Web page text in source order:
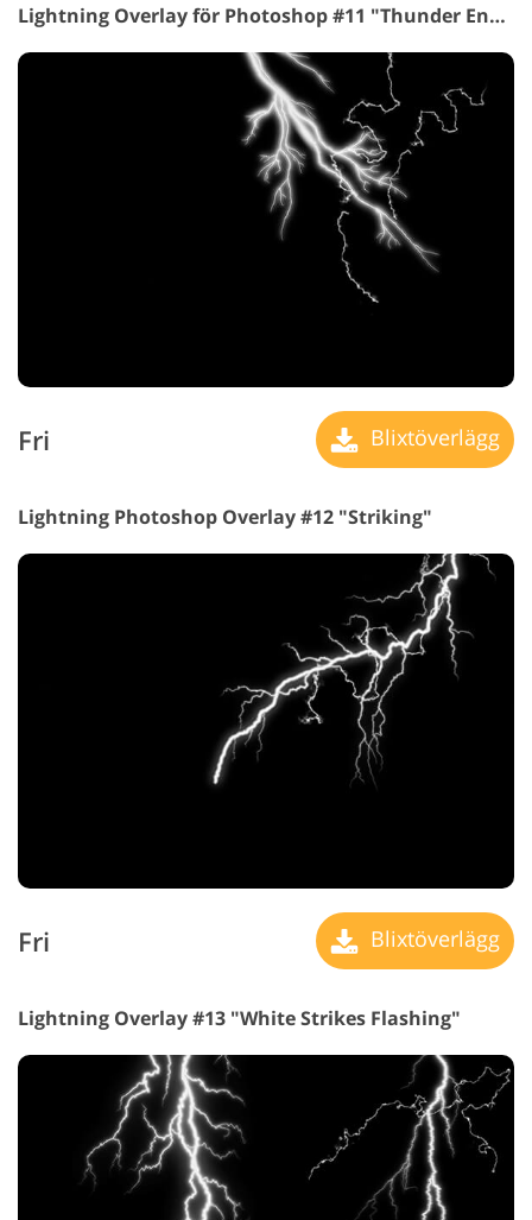
Lightning Overlay för Photoshop #11 "Thunder Energy"
Fri Blixtöverlägg
Lightning Photoshop Overlay #12 "Striking"
Fri Blixtöverlägg
Lightning Overlay #13 "White Strikes Flashing"